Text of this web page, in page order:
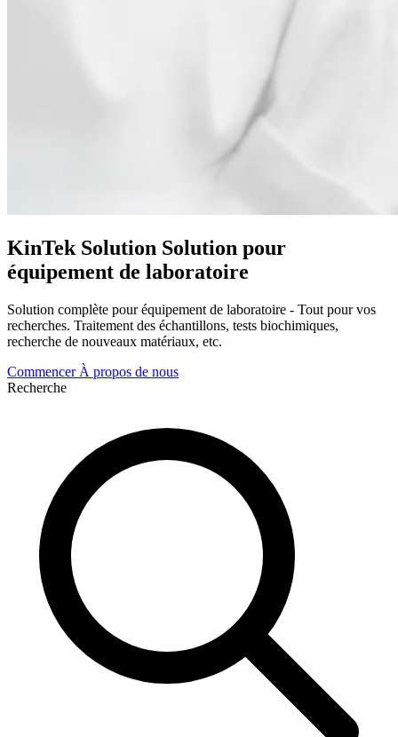
KinTek Solution Solution pour
équipement de laboratoire
Solution complète pour équipement de laboratoire - Tout pour vos
recherches. Traitement des échantillons, tests biochimiques,
recherche de nouveaux matériaux, etc.
Commencer À propos de nous
Recherche